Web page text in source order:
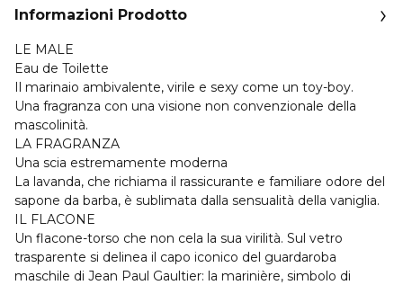
Informazioni Prodotto
LE MALE
Eau de Toilette
Il marinaio ambivalente, virile e sexy come un toy-boy.
Una fragranza con una visione non convenzionale della
mascolinità.
LA FRAGRANZA
Una scia estremamente moderna
La lavanda, che richiama il rassicurante e familiare odore del
sapone da barba, è sublimata dalla sensualità della vaniglia.
IL FLACONE
Un flacone-torso che non cela la sua virilità. Sul vetro
trasparente si delinea il capo iconico del guardaroba
maschile di Jean Paul Gaultier: la marinière, simbolo di